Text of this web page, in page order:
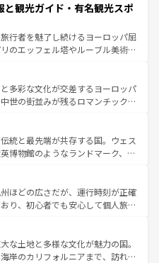
、忘れられない旅をしてみよう！
報は
、情熱的なフラメンコ、熱気あふ
いタパスが生活の一部となってい
練された雰囲気や、バルセロナの
、地方では古代ローマ遺跡や中世
や気候が異なるスペインはその個
性で訪れる人を魅了する。 なお、新着のスペイン情報は コ
ほしい。
と観光ガイド・有名観光スポ
行者を魅了し続けるヨーロッパ屈
のエッフェル塔やルーブル美術館
ている。華麗な宮殿、歴史的な大
して豊かな自然が、訪れる者を心
ランスは美食の国としても知ら
地であるランス、プロヴァンスの
ど、多彩な楽しみ方が可能だ。さ
も魅力が溢れており、どの街角に
れぞれで全く異なる文化を体験で
なお、新着のフランス情報はコンテンツ一覧
多彩な文化が交差するヨーロッパ
世の街並みが残るロマンチック街
を歩いても飽きることがない。ベ
イエルン州のアルプスの絶景、そ
ン畑といった風景は必見。ビール
してほしい。 なお、新着の
一覧を参照してほしい。
統と最先端が共存する国。ウェス
博物館のようなランドマーク、歴
ある。また、優雅なアフタヌーン
たまらない英国パブ、サッカー観
できる体験も豊富。イギリスを旅
い。
ほどの広さだが、運行時刻が正確
り、初心者でも安心して個人旅行
や、スイスならではのユニークな
観光だけでなく町歩きも満喫する
得が高いため物価も高いが、旅行
な土地と多様な文化が魅力の国。
岸のカリフォルニアまで、訪れる